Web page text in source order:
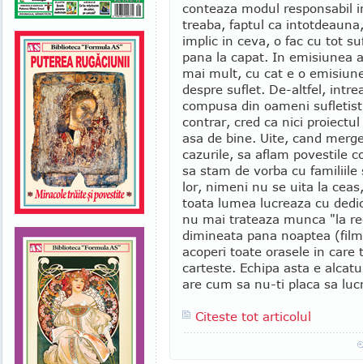
conteaza modul responsabil
treaba, faptul ca
implic in ceva, o fac cu tot
pana la capat. In emisiunea
mai mult, cu cat e o
despre suflet. De-altfel,
compusa din oameni
contrar, cred ca nici
asa de bine. Uite, cand
cazurile, sa aflam povestile
sa stam de vorba cu familiile
lor, nimeni nu se uita la
toata lumea lucreaza cu
nu mai trateaza munca "la
dimineata pana noaptea
acoperi toate orasele in
carteste. Echipa asta e
are cum sa nu-ti placa sa
Citeste tot articolul